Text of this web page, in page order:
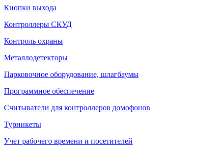
Кнопки выхода
Контроллеры СКУД
Контроль охраны
Металлодетекторы
Парковочное оборудование, шлагбаумы
Программное обеспечение
Считыватели для контроллеров домофонов
Турникеты
Учет рабочего времени и посетителей